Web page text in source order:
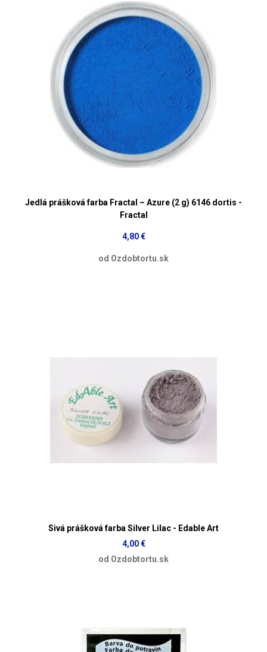
Jedlá prášková farba Fractal – Azure (2 g) 6146 dortis -
Fractal
4,80 €
od Ozdobtortu.sk
Sivá prášková farba Silver Lilac - Edable Art
4,00 €
od Ozdobtortu.sk